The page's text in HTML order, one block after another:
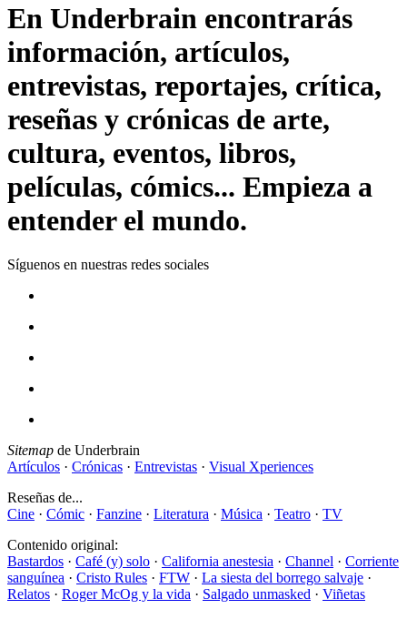
En Underbrain encontrarás
información, artículos,
entrevistas, reportajes, crítica,
reseñas y crónicas de arte,
cultura, eventos, libros,
películas, cómics... Empieza a
entender el mundo.
Síguenos en nuestras redes sociales
Sitemap de Underbrain
Artículos · Crónicas · Entrevistas · Visual Xperiences
Reseñas de...
Cine · Cómic · Fanzine · Literatura · Música · Teatro · TV
Contenido original:
Bastardos · Café (y) solo · California anestesia · Channel · Corriente
sanguínea · Cristo Rules · FTW · La siesta del borrego salvaje ·
Relatos · Roger McOg y la vida · Salgado unmasked · Viñetas